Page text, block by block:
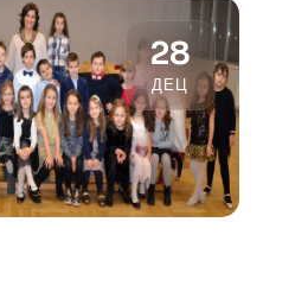
28
ДЕЦ